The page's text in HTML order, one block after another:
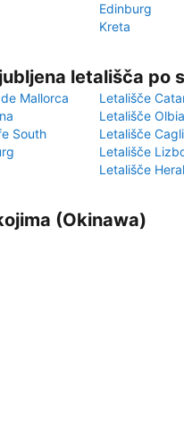
Edinburg
Kreta
letališča po
Mallorca
Letališče
Letališče Olbia
South
Letališče
Letališče
Letališče
(Okinawa)